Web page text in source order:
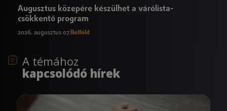
Augusztus közepére készülhet a várólista-
csökkentő program
2026. augusztus 07.Belföld
A témához
kapcsolódó hírek